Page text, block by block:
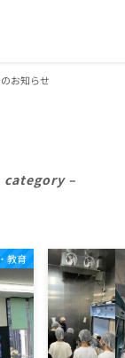
お知らせ
category –
教育